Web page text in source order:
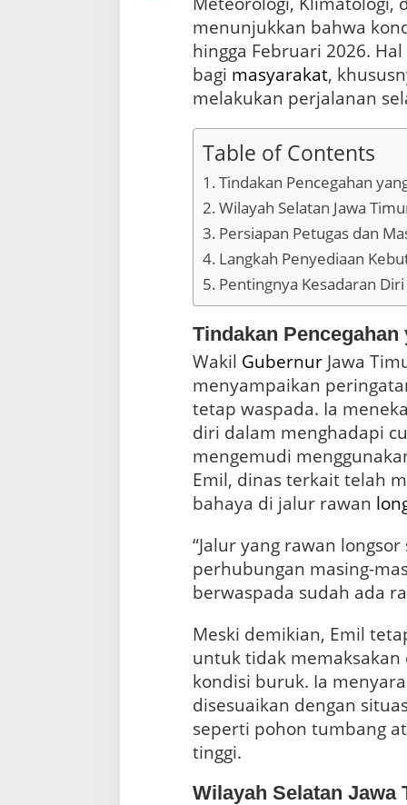
w
a
T
m
u
I
i
l
u
r
B
r
a
h
y
a
menunjukkan bahwa
hingga Februari 2026.
bagi masyarakat,
melakukan perjalanan
Table of Contents
Tindakan Pencegahan
Wilayah Selatan Jawa
Persiapan Petugas dan
Langkah Penyediaan
Pentingnya Kesadaran Diri
Tindakan
Wakil GubernurJawa
menyampaikan
tetap waspada. Ia
diri dalam menghadapi
mengemudi
Emil, dinas terkait telah
bahaya di jalur rawan
“Jalur yang rawan
perhubungan masing-
berwaspada sudah ada
Meski demikian, Emil
untuk tidak memaksakan
kondisi buruk. Ia
disesuaikan dengan
seperti pohon tumbang
tinggi.
Wilayah Selatan Jawa